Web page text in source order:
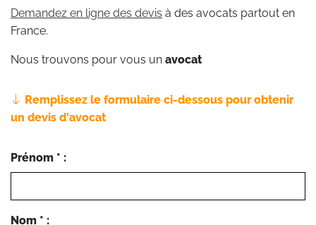
Demandez en ligne des devis à des avocats partout en
France.
Nous trouvons pour vous un avocat
Remplissez le formulaire ci-dessous pour obtenir
un devis d'avocat
Prénom * :
Nom * :